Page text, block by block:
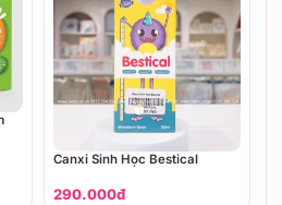
Canxi Sinh Học Bestical
290.000đ